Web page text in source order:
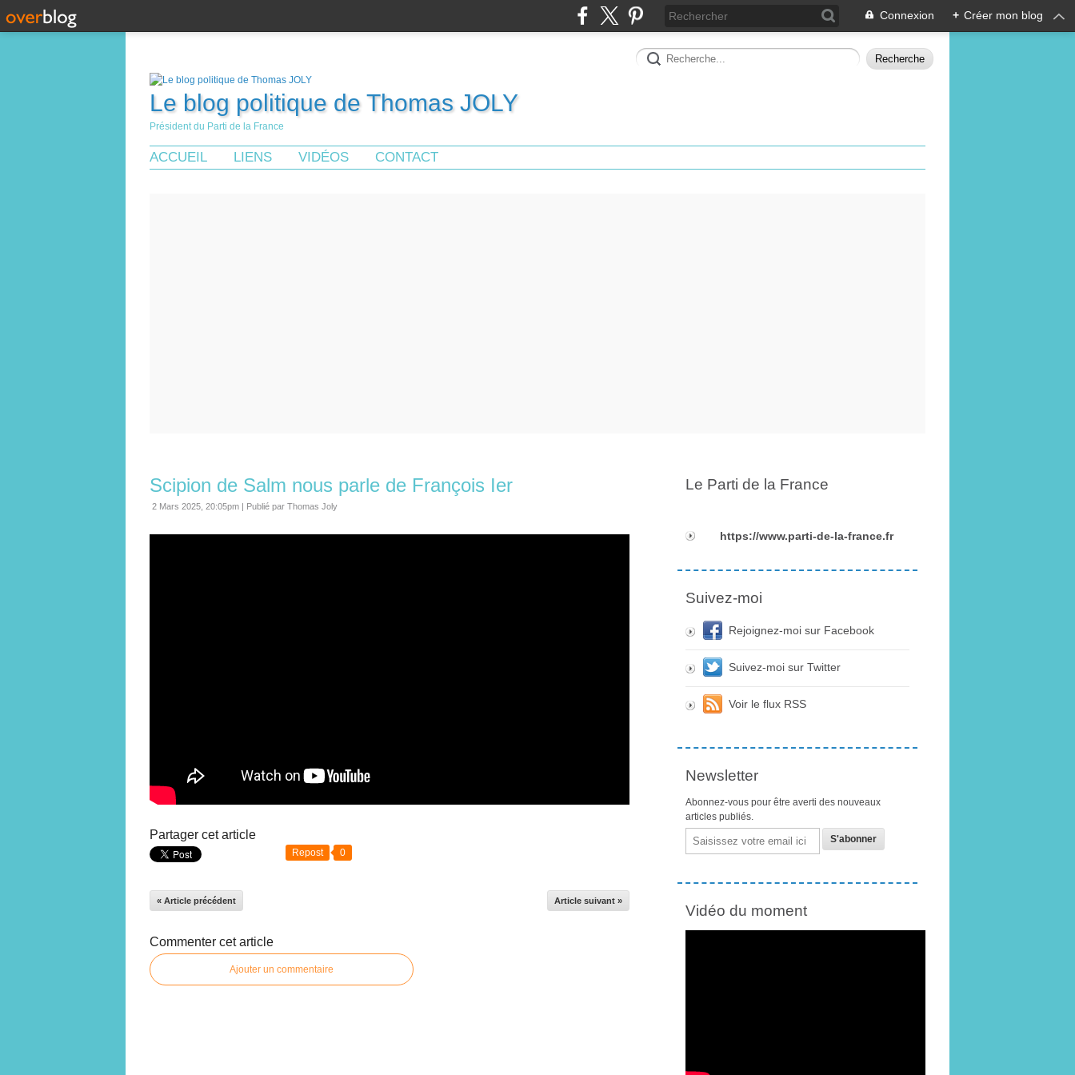
Connexion + Créer mon blog
Le blog politique de Thomas JOLY
Président du Parti de la France
ACCUEIL LIENS VIDÉOS CONTACT
Scipion de Salm nous parle de François Ier
2 Mars 2025, 20:05pm | Publié par Thomas Joly
Partager cet article
Repost 0
« Article précédent Article suivant »
Commenter cet article
Ajouter un commentaire
Le Parti de la France
https://www.parti-de-la-france.fr
Suivez-moi
Rejoignez-moi sur Facebook
Suivez-moi sur Twitter
Voir le flux RSS
Newsletter
Abonnez-vous pour être averti des nouveaux
articles publiés.
Email
Vidéo du moment